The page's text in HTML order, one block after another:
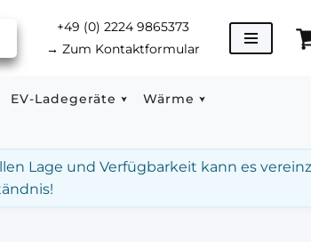
+49 (0) 2224 9865373
→ Zum Kontaktformular
EV-Ladegeräte
Wärme
Lage und Verfügbarkeit kann es